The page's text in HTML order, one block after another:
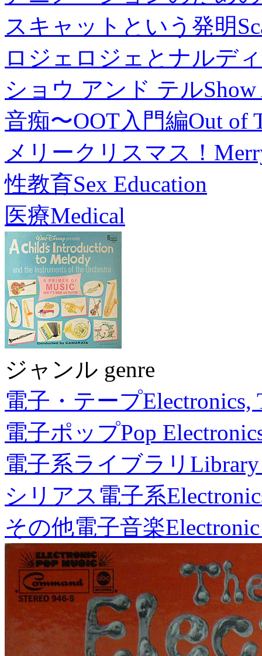
スキャットという発明
ロジェロジェとナルデ
ショウ アンド テル
音痴〜OOT入門編Out of
メリークリスマス！
性教育Sex Education
医療Medical
ジャンル genre
電子・テープElectronics,
電子ポップPop
電子系ライブラリ
シリアス電子系
その他電子音楽